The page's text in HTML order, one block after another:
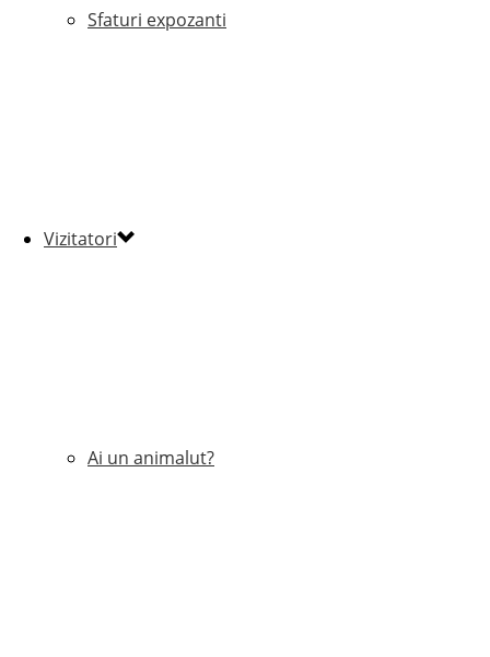
Sfaturi expozanti
Vizitatori
Ai un animalut?